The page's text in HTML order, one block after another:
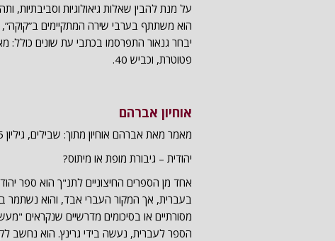
על מנת להבין שאלות גיאולוגיות וסביבתיות,
הוא משתתף בערבי שירה המתקיימים
יבחר גנאור התפרסמו בכתבי עת שונים כולל:
פטוטרת, וכביש 40.
אוחיון אברהם
מאמר מאת אברהם אוחיון מתוך: שבילים, גיליון 15
יהודית – גיבורת מופת או מיתוס?
אחד מן הספרים החיצוניים לתנ"ך הוא ספר
בעברית, אך המקור העברי אבד, והוא נשתמר
מסורתיים או בסיכומים מדרשיים שנקראים
הספר לעברית, נעשה בידי גרינץ. הוא נחשב